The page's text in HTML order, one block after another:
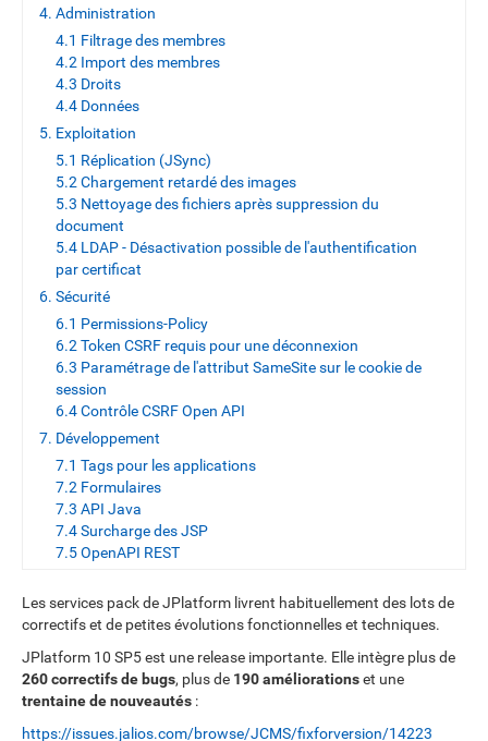
4. Administration
4.1 Filtrage des membres
4.2 Import des membres
4.3 Droits
4.4 Données
5. Exploitation
5.1 Réplication (JSync)
5.2 Chargement retardé des images
5.3 Nettoyage des fichiers après suppression du
document
5.4 LDAP - Désactivation possible de l'authentification
par certificat
6. Sécurité
6.1 Permissions-Policy
6.2 Token CSRF requis pour une déconnexion
6.3 Paramétrage de l'attribut SameSite sur le cookie de
session
6.4 Contrôle CSRF Open API
7. Développement
7.1 Tags pour les applications
7.2 Formulaires
7.3 API Java
7.4 Surcharge des JSP
7.5 OpenAPI REST
Les services pack de JPlatform livrent habituellement des lots de
correctifs et de petites évolutions fonctionnelles et techniques.
JPlatform 10 SP5 est une release importante. Elle intègre plus de
260 correctifs de bugs, plus de 190 améliorationset une
trentaine de nouveautés :
https://issues.jalios.com/browse/JCMS/fixforversion/14223